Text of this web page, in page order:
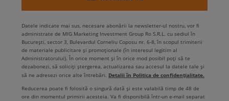
Datele indicate mai sus, necesare abonării la newsletter-ul nostru, vor fi
administrate de MIG Marketing Investment Group Ro S.R.L. cu sediul în
București, sector 3, Bulevardul Corneliu Coposu nr. 6-8, în scopul trimiterii
de materiale publicitare și promoționale (în interesul legitim al
Administratorului). În orice moment și în orice mod posibil poți să te
dezabonezi, să soliciți ștergerea, actualizarea sau accesul la datele tale și
să ne adresezi orice alte întrebări. Detalii în Politica de confidențialitate.
Reducerea poate fi folosită o singură dată și este valabilă timp de 48 de
ore din momentul primirii acesteia. Va fi disponibilă într-un e-mail separat